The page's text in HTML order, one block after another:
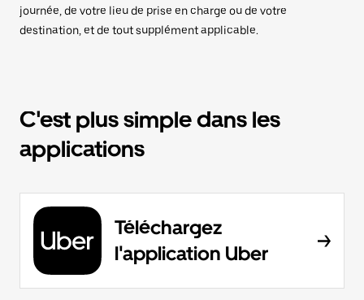
journée, de votre lieu de prise en charge ou de votre
destination, et de tout supplément applicable.
C'est plus simple dans les
applications
Téléchargez
l'application Uber